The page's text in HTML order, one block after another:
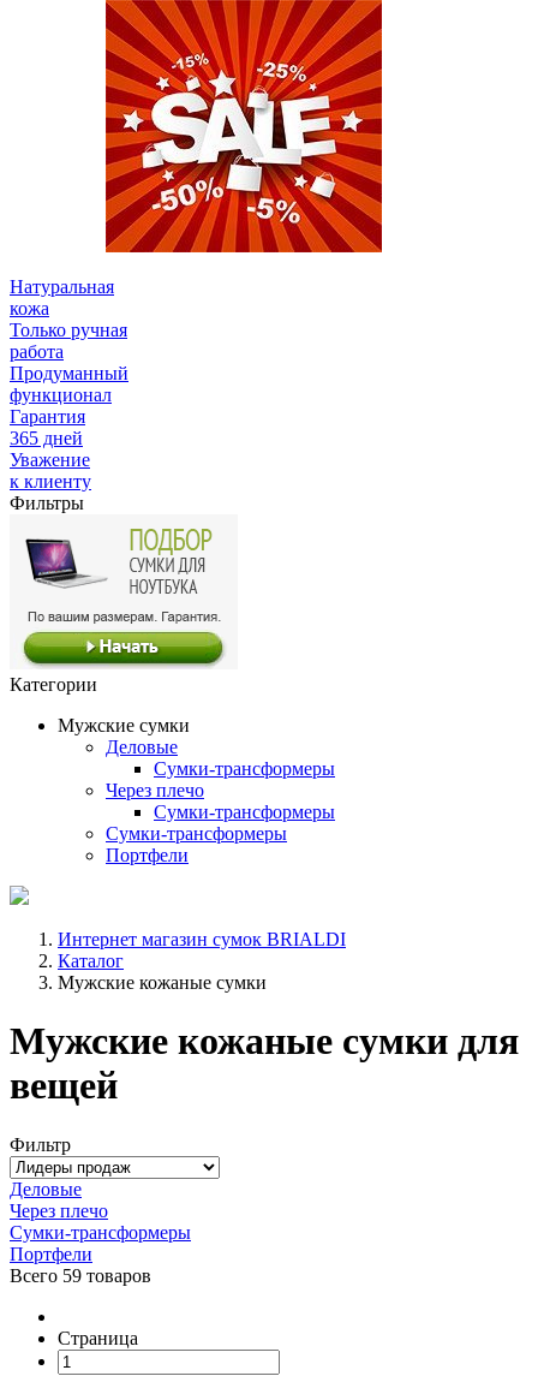
Натуральная
кожа
Только ручная
работа
Продуманный
функционал
Гарантия
365 дней
Уважение
к клиенту
Фильтры
Категории
Мужские сумки
Деловые
Сумки-трансформеры
Через плечо
Сумки-трансформеры
Сумки-трансформеры
Портфели
Интернет магазин сумок BRIALDI
Каталог
Мужские кожаные сумки
Мужские кожаные сумки для
вещей
Фильтр
Деловые
Через плечо
Сумки-трансформеры
Портфели
Всего 59 товаров
Страница